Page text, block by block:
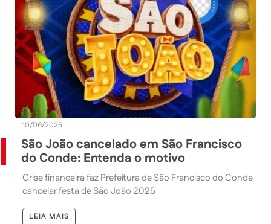
10/06/2025
São João cancelado em São Francisco
do Conde: Entenda o motivo
Crise financeira faz Prefeitura de São Francisco do Conde
cancelar festa de São João 2025
LEIA MAIS